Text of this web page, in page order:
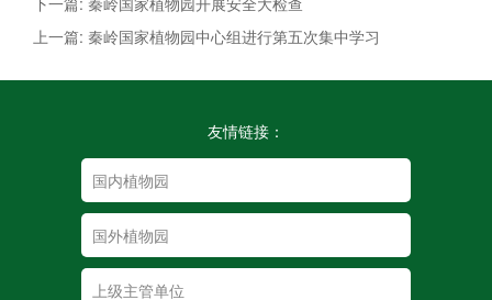
上一篇: 秦岭国家植物园中心组进行第五次集中学习
友情链接：